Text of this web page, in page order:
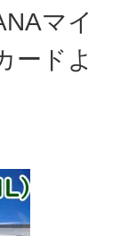
マイ
ードよ